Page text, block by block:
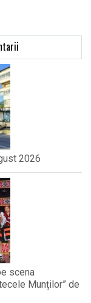
2026
scena
Munților” de